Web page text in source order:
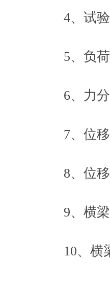
4、试验
5、负荷
6、力分
7、位移
8、位移
9、横梁
10、横梁